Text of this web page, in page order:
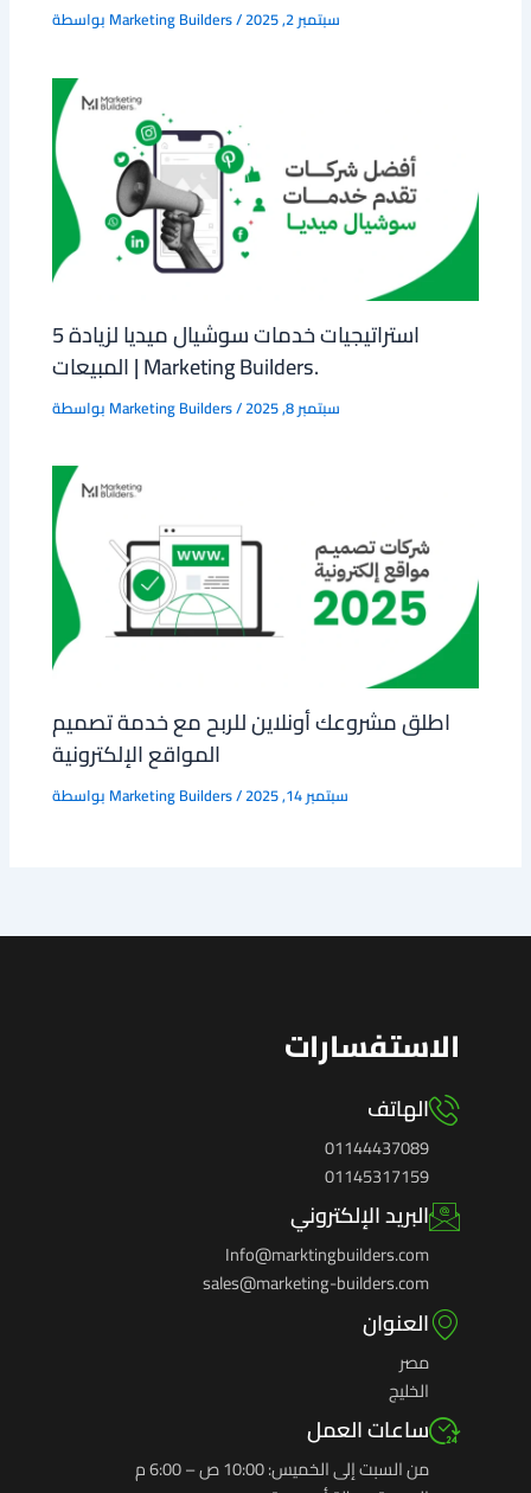
بواسطة Marketing Builders/ سبتمبر 2, 2025
5 استراتيجيات خدمات سوشيال ميديا لزيادة
المبيعات | Marketing Builders.
بواسطة Marketing Builders/ سبتمبر 8, 2025
اطلق مشروعك أونلاين للربح مع خدمة تصميم
المواقع الإلكترونية
بواسطة Marketing Builders/ سبتمبر 14, 2025
الاستفسارات
الهاتف
01144437089
01145317159
البريد الإلكتروني
Info@marktingbuilders.com
sales@marketing-builders.com
العنوان
مصر
الخليج
ساعات العمل
من السبت إلى الخميس: 10:00 ص – 6:00 م